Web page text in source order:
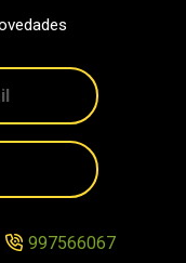
997566067